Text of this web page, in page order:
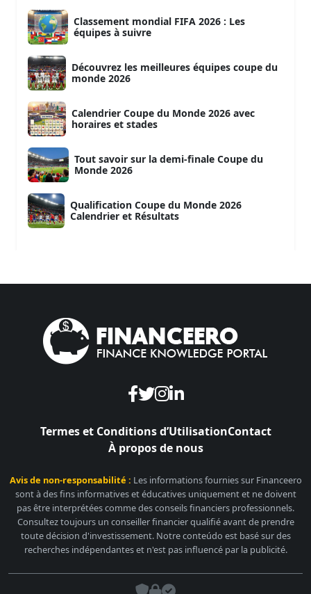
Classement mondial FIFA 2026 : Les
équipes à suivre
Découvrez les meilleures équipes coupe du
monde 2026
Calendrier Coupe du Monde 2026 avec
horaires et stades
Tout savoir sur la demi-finale Coupe du
Monde 2026
Qualification Coupe du Monde 2026
Calendrier et Résultats
Termes et Conditions d’UtilisationContact
À propos de nous
Avis de non-responsabilité : Les informations fournies sur Financeero
sont à des fins informatives et éducatives uniquement et ne doivent
pas être interprétées comme des conseils financiers professionnels.
Consultez toujours un conseiller financier qualifié avant de prendre
toute décision d'investissement. Notre conteúdo est basé sur des
recherches indépendantes et n'est pas influencé par la publicité.